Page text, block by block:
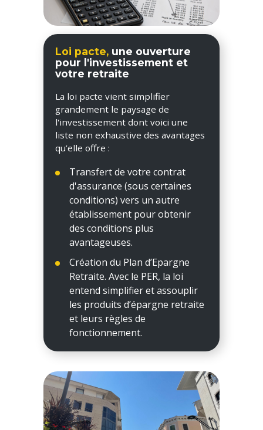
Loi pacte, une ouverture
pour l'investissement et
votre retraite
La loi pacte vient simplifier
grandement le paysage de
l'investissement dont voici une
liste non exhaustive des avantages
qu’elle offre :
Transfert de votre contrat
d'assurance (sous certaines
conditions) vers un autre
établissement pour obtenir
des conditions plus
avantageuses.
Création du Plan d’Epargne
Retraite. Avec le PER, la loi
entend simplifier et assouplir
les produits d’épargne retraite
et leurs règles de
fonctionnement.